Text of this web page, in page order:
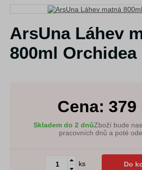
ArsUna Láhev
800ml Orchidea
Cena: 379
Skladem do 2 dnůZboží bude
pracovních dnů a poté
ks Do